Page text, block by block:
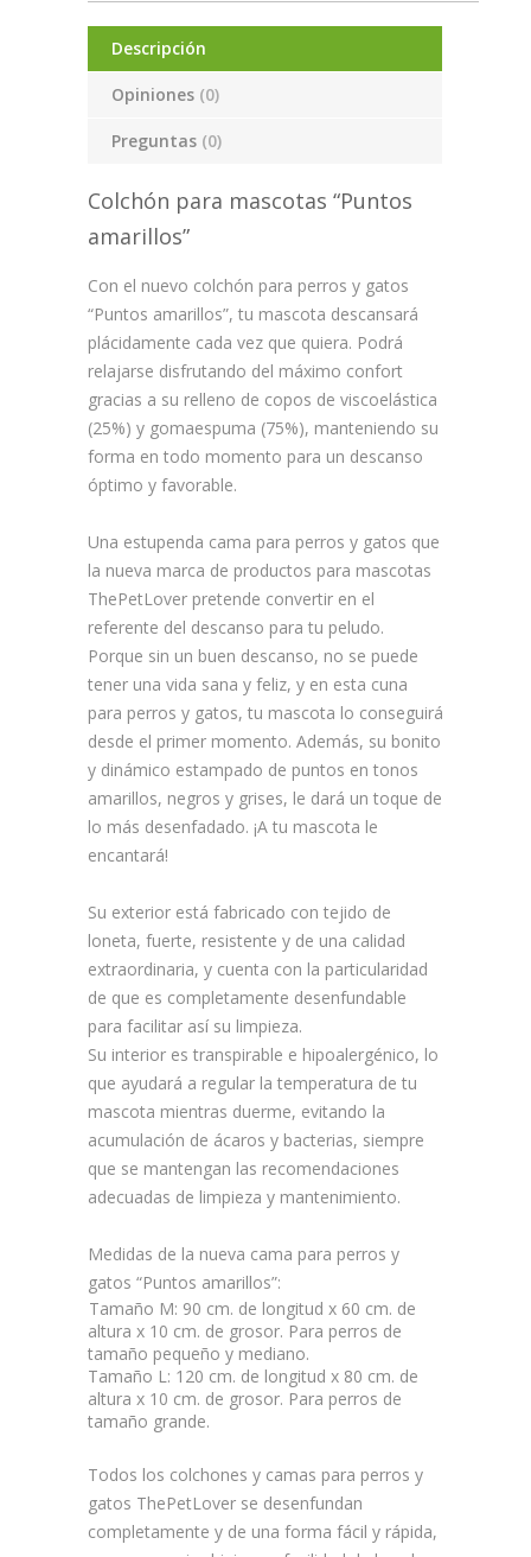
Descripción
Opiniones (0)
Preguntas (0)
Colchón para mascotas “Puntos
amarillos”
Con el nuevo colchón para perros y gatos
“Puntos amarillos”, tu mascota descansará
plácidamente cada vez que quiera. Podrá
relajarse disfrutando del máximo confort
gracias a su relleno de copos de viscoelástica
(25%) y gomaespuma (75%), manteniendo su
forma en todo momento para un descanso
óptimo y favorable.
Una estupenda cama para perros y gatos que
la nueva marca de productos para mascotas
ThePetLover pretende convertir en el
referente del descanso para tu peludo.
Porque sin un buen descanso, no se puede
tener una vida sana y feliz, y en esta cuna
para perros y gatos, tu mascota lo conseguirá
desde el primer momento. Además, su bonito
y dinámico estampado de puntos en tonos
amarillos, negros y grises, le dará un toque de
lo más desenfadado. ¡A tu mascota le
encantará!
Su exterior está fabricado con tejido de
loneta, fuerte, resistente y de una calidad
extraordinaria, y cuenta con la particularidad
de que es completamente desenfundable
para facilitar así su limpieza.
Su interior es transpirable e hipoalergénico, lo
que ayudará a regular la temperatura de tu
mascota mientras duerme, evitando la
acumulación de ácaros y bacterias, siempre
que se mantengan las recomendaciones
adecuadas de limpieza y mantenimiento.
Medidas de la nueva cama para perros y
gatos “Puntos amarillos”:
Tamaño M: 90 cm. de longitud x 60 cm. de
altura x 10 cm. de grosor. Para perros de
tamaño pequeño y mediano.
Tamaño L: 120 cm. de longitud x 80 cm. de
altura x 10 cm. de grosor. Para perros de
tamaño grande.
Todos los colchones y camas para perros y
gatos ThePetLover se desenfundan
completamente y de una forma fácil y rápida,